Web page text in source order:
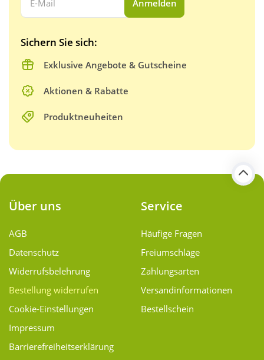
Anmelden
Sichern Sie sich:
Exklusive Angebote & Gutscheine
Aktionen & Rabatte
Produktneuheiten
Über uns
AGB
Datenschutz
Widerrufsbelehrung
Bestellung widerrufen
Cookie-Einstellungen
Impressum
Barrierefreiheitserklärung
Service
Häufige Fragen
Freiumschläge
Zahlungsarten
Versand­informationen
Bestellschein